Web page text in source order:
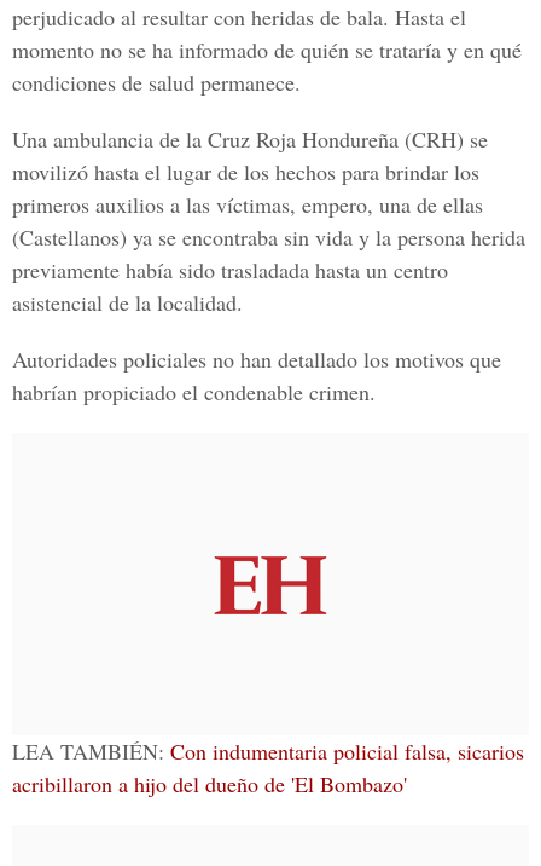
perjudicado al resultar con heridas de bala. Hasta el
momento no se ha informado de quién se trataría y en qué
condiciones de salud permanece.
Una ambulancia de la Cruz Roja Hondureña (CRH) se
movilizó hasta el lugar de los hechos para brindar los
primeros auxilios a las víctimas, empero, una de ellas
(Castellanos) ya se encontraba sin vida y la persona herida
previamente había sido trasladada hasta un centro
asistencial de la localidad.
Autoridades policiales no han detallado los motivos que
habrían propiciado el condenable crimen.
LEA TAMBIÉN: Con indumentaria policial falsa, sicarios
acribillaron a hijo del dueño de 'El Bombazo'